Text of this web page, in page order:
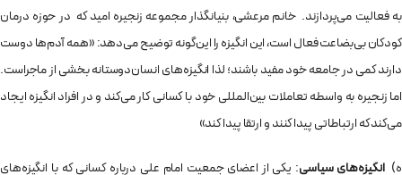
به فعالیت می‌پردازند. خانم مرعشی، بنیانگذار مجموعه زنجیره امید که در حوزه درمان
کودکان بی‌بضاعت فعال است، این انگیزه را این‌گونه توضیح می‌دهد: «همه آدم‌ها دوست
دارند کمی در جامعه خود مفید باشند؛ لذا انگیزه‌های انسان‌دوستانه بخشی از ماجراست.
اما زنجیره به واسطه تعاملات بین‌المللی خود با کسانی کار می‌کند و در افراد انگیزه ایجاد
می‌کند که ارتباطاتی پیدا کنند و ارتقا پیدا کند»
ه)انگیزه‌های سیاسی: یکی از اعضای جمعیت امام علی درباره کسانی که با انگیزه‌های